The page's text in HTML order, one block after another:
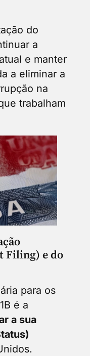
do
a
e manter
a eliminar a
na
trabalham
Filing) e do
para os
é a
a sua